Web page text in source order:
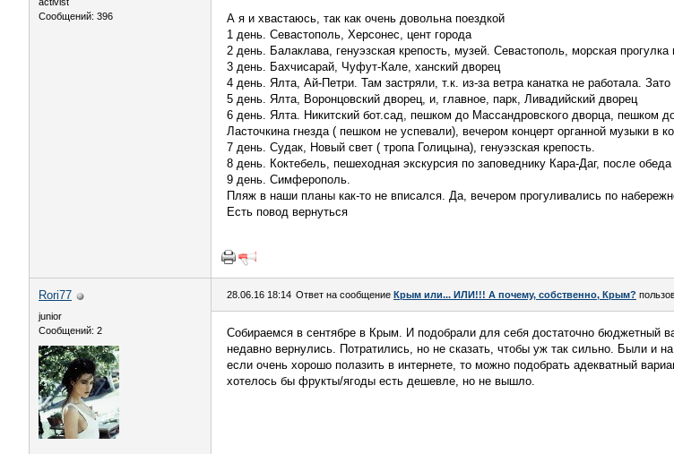
Сообщений: 396
А я и хвастаюсь, так как очень довольна поездкой
1 день. Севастополь, Херсонес, цент города
2 день. Балаклава, генуэзская крепость, музей. Севастополь, морская прогулка
3 день. Бахчисарай, Чуфут-Кале, ханский дворец
4 день. Ялта, Ай-Петри. Там застряли, т.к. из-за ветра канатка не работала.
5 день. Ялта, Воронцовский дворец, и, главное, парк, Ливадийский дворец
6 день. Ялта. Никитский бот.сад, пешком до Массандровского дворца, пешком
Ласточкина гнезда ( пешком не успевали), вечером концерт органной музыки в
7 день. Судак, Новый свет ( тропа Голицына), генуэзская крепость.
8 день. Коктебель, пешеходная экскурсия по заповеднику Кара-Даг, после
9 день. Симферополь.
Пляж в наши планы как-то не вписался. Да, вечером прогуливались по
Есть повод вернуться
Rori77
junior
Сообщений: 2
28.06.16 18:14 Ответ на сообщение Крым или... ИЛИ!!! А почему, собственно, Крым?
Собираемся в сентябре в Крым. И подобрали для себя достаточно бюджетный
недавно вернулись. Потратились, но не сказать, чтобы уж так сильно. Были и
если очень хорошо полазить в интернете, то можно подобрать адекватный
хотелось бы фрукты/ягоды есть дешевле, но не вышло.